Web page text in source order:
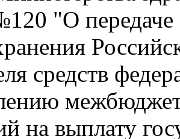
"О
средств
на выплату